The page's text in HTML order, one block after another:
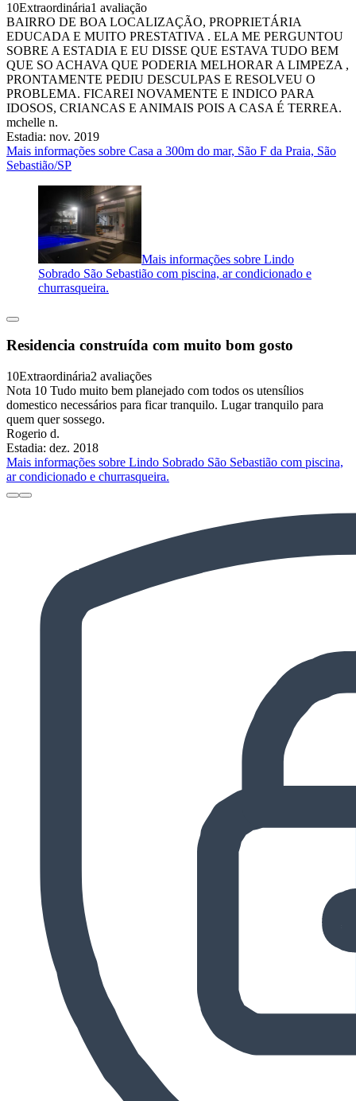
10Extraordinária1 avaliação
BAIRRO DE BOA LOCALIZAÇÃO, PROPRIETÁRIA
EDUCADA E MUITO PRESTATIVA . ELA ME PERGUNTOU
SOBRE A ESTADIA E EU DISSE QUE ESTAVA TUDO BEM
QUE SO ACHAVA QUE PODERIA MELHORAR A LIMPEZA ,
PRONTAMENTE PEDIU DESCULPAS E RESOLVEU O
PROBLEMA. FICAREI NOVAMENTE E INDICO PARA
IDOSOS, CRIANCAS E ANIMAIS POIS A CASA É TERREA.
mchelle n.
Estadia: nov. 2019
Mais informações sobre Casa a 300m do mar, São F da Praia, São
Sebastião/SP
Mais informações sobre Lindo
Sobrado São Sebastião com piscina, ar condicionado e
churrasqueira.
Residencia construída com muito bom gosto
10Extraordinária2 avaliações
Nota 10 Tudo muito bem planejado com todos os utensílios
domestico necessários para ficar tranquilo. Lugar tranquilo para
quem quer sossego.
Rogerio d.
Estadia: dez. 2018
Mais informações sobre Lindo Sobrado São Sebastião com piscina,
ar condicionado e churrasqueira.